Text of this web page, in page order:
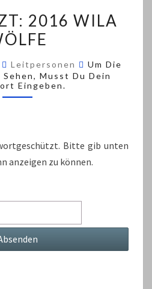
2016
WILA
2016 WILA
Leitpersonen Kommentare
Um Die
Musst Du Dein
Eingeben.
Bitte gib unten
anzeigen zu können.